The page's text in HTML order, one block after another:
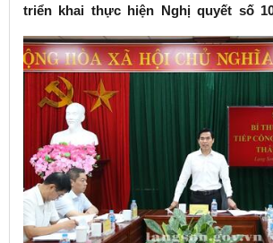
triển khai thực hiện Nghị quyết số